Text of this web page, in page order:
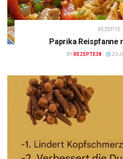
REZEPTE
Paprika Reispfanne
BY REZEPTE38 20